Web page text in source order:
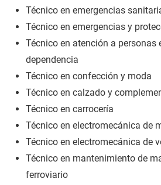
Técnico en emergencias
Técnico en emergencias y
Técnico en atención a personas
dependencia
Técnico en confección y moda
Técnico en calzado y
Técnico en carrocería
Técnico en electromecánica de
Técnico en electromecánica de
Técnico en mantenimiento de
ferroviario